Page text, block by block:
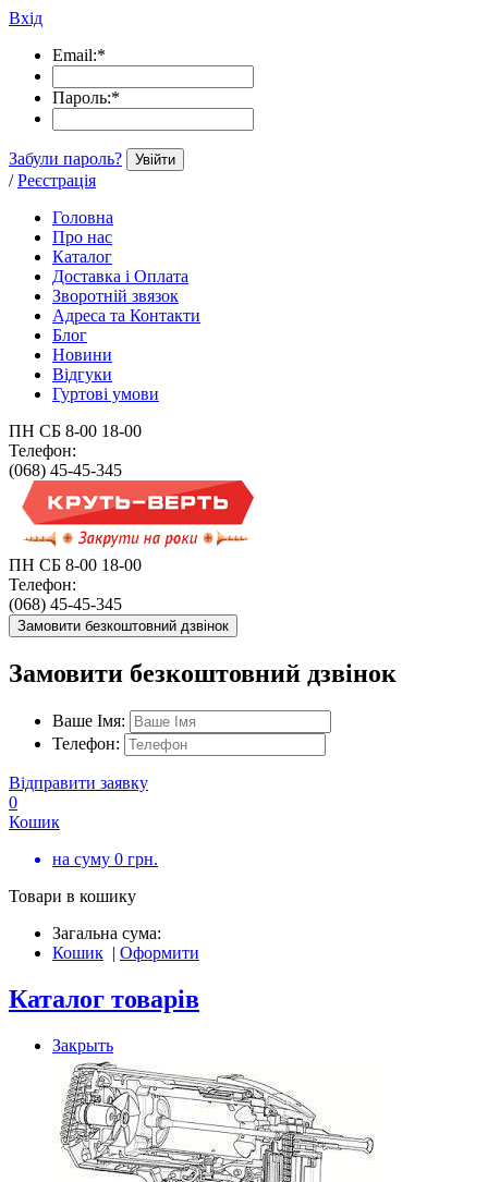
Вхід
Email:*
Пароль:*
Забули пароль? Увійти
/ Реєстрація
Головна
Про нас
Каталог
Доставка і Оплата
Зворотній звязок
Адреса та Контакти
Блог
Новини
Відгуки
Гуртові умови
ПН СБ 8-00 18-00
Телефон:
(068) 45-45-345
ПН СБ 8-00 18-00
Телефон:
(068) 45-45-345
Замовити безкоштовний дзвінок
Замовити безкоштовний дзвінок
Ваше Імя:
Телефон:
Відправити заявку
0
Кошик
на суму 0 грн.
Товари в кошику
Загальна сума:
Кошик | Оформити
Каталог товарів
Закрыть